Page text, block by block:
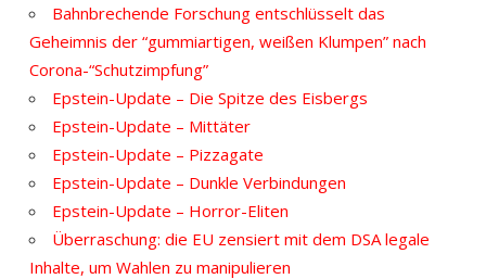
Bahnbrechende Forschung entschlüsselt das
Geheimnis der “gummiartigen, weißen Klumpen” nach
Corona-“Schutzimpfung”
Epstein-Update – Die Spitze des Eisbergs
Epstein-Update – Mittäter
Epstein-Update – Pizzagate
Epstein-Update – Dunkle Verbindungen
Epstein-Update – Horror-Eliten
Überraschung: die EU zensiert mit dem DSA legale
Inhalte, um Wahlen zu manipulieren